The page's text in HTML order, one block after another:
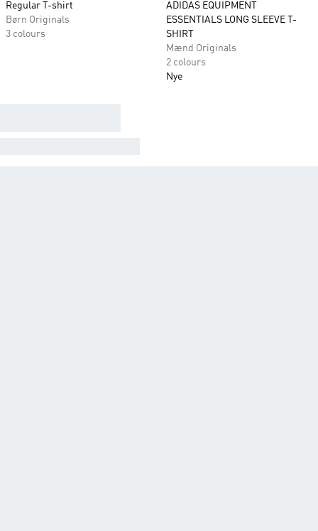
Regular T-shirt
Børn Originals
3 colours
ADIDAS EQUIPMENT
ESSENTIALS LONG SLEEVE T-
SHIRT
Mænd Originals
2 colours
Nye